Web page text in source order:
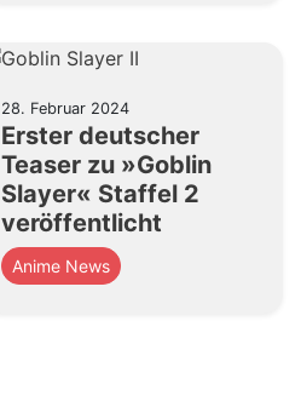
28. Februar 2024
Erster deutscher
Teaser zu »Goblin
Slayer« Staffel 2
veröffentlicht
Anime News